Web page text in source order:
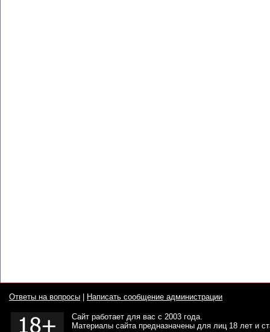
Ответы на вопросы Написать сообщение администрации
Сайт работает для вас с 2003 года.
Материалы сайта предназначены для лиц 18 лет и